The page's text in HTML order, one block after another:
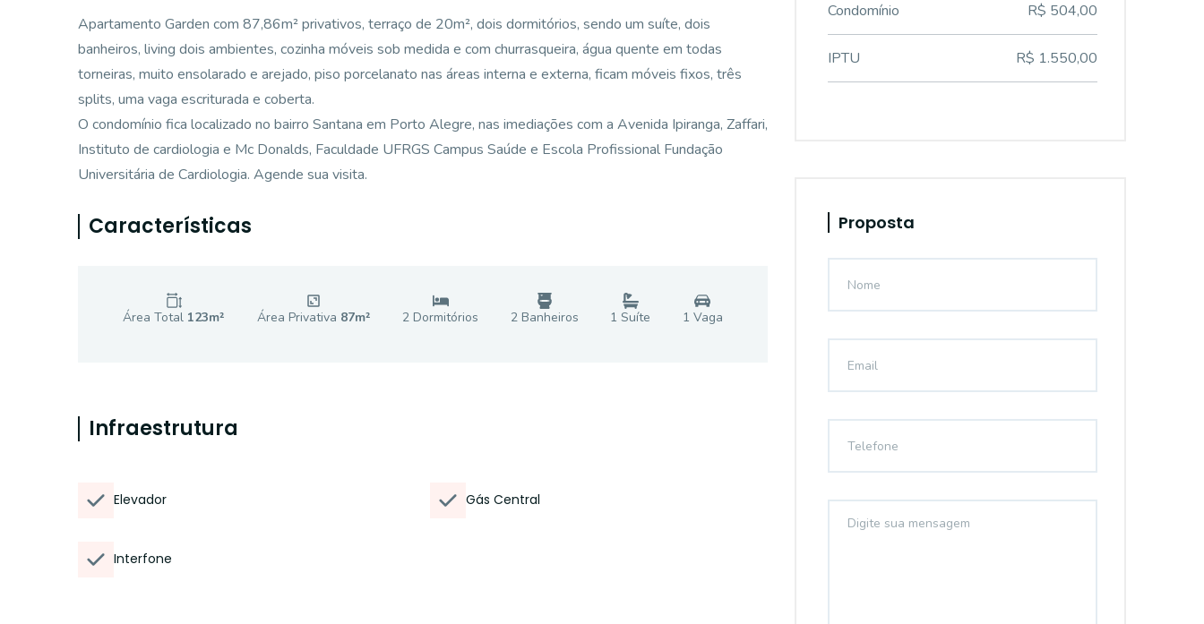
Apartamento Garden com 87,86m² privativos, terraço de 20m², dois dormitórios, sendo um suíte, dois
banheiros, living dois ambientes, cozinha móveis sob medida e com churrasqueira, água quente em todas
torneiras, muito ensolarado e arejado, piso porcelanato nas áreas interna e externa, ficam móveis fixos, três
splits, uma vaga escriturada e coberta.
O condomínio fica localizado no bairro Santana em Porto Alegre, nas imediações com a Avenida Ipiranga, Zaffari,
Instituto de cardiologia e Mc Donalds, Faculdade UFRGS Campus Saúde e Escola Profissional Fundação
Universitária de Cardiologia. Agende sua visita.
Características
Área Total 123m² Área Privativa 87m² 2 Dormitórios 2Banheiros 1 Suíte 1 Vaga
Infraestrutura
Elevador Gás Central
Interfone
Condomínio R$ 504,00
IPTU R$ 1.550,00
Proposta